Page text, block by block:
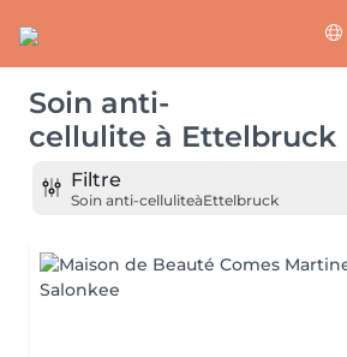
Soin anti-
cellulite à Ettelbruck
Filtre
Soin anti-celluliteàEttelbruck